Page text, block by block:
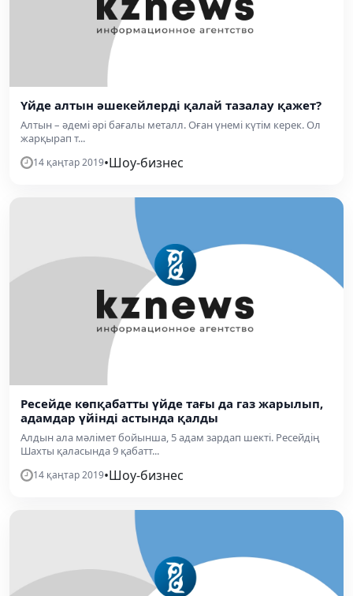
Үйде алтын әшекейлерді қалай тазалау қажет?
Алтын – әдемі әрі бағалы металл. Оған үнемі күтім керек. Ол
жарқырап т...
14 қаңтар 2019•Шоу-бизнес
Ресейде көпқабатты үйде тағы да газ жарылып,
адамдар үйінді астында қалды
Алдын ала мәлімет бойынша, 5 адам зардап шекті. Ресейдің
Шахты қаласында 9 қабатт...
14 қаңтар 2019•Шоу-бизнес